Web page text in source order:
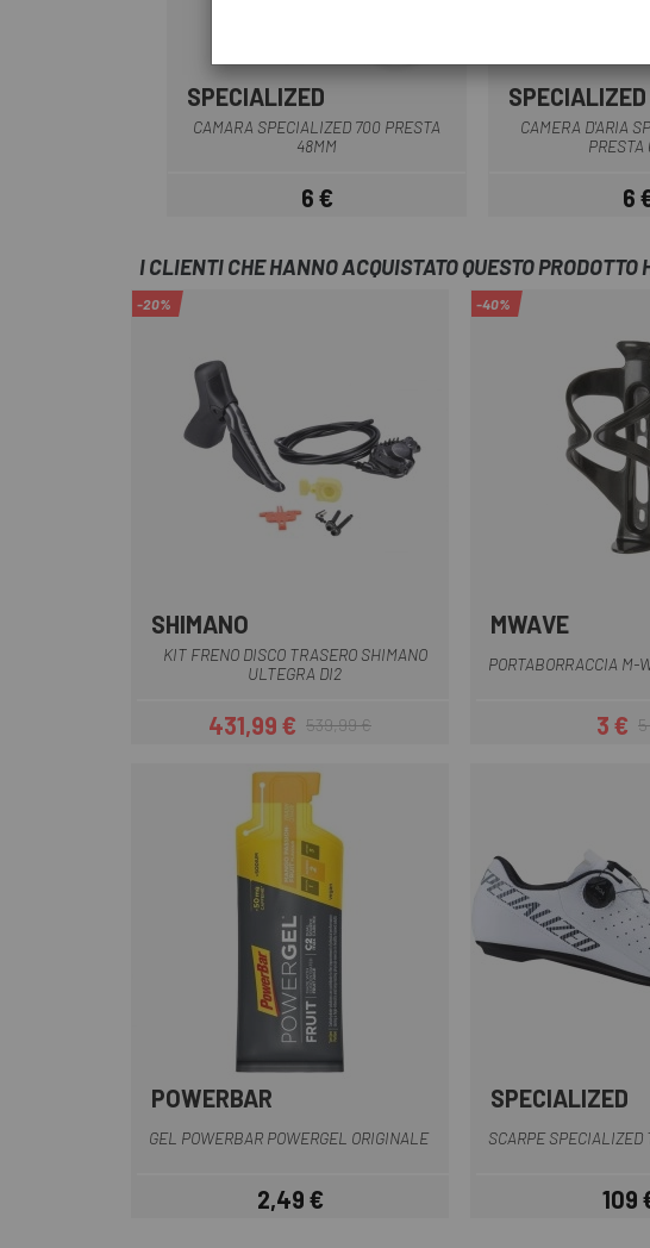
SPECIALIZED
CAMARA SPECIALIZED 700 PRESTA
48MM
Prezzo
6 €
SPECIALIZED
CAMERA D'ARIA
PRESTA
6
I CLIENTI CHE HANNO ACQUISTATO QUESTO
-20%
SHIMANO
KIT FRENO DISCO TRASERO SHIMANO
ULTEGRA DI2
Prezzo
431,99 €Prezzo base
539,99 €
-40%
MWAVE
PORTABORRACCIA M-
3 €
POWERBAR
GEL POWERBAR POWERGEL ORIGINALE
Prezzo
2,49 €
Arancia
GialloBlu
SPECIALIZED
SCARPE SPECIALIZED
109